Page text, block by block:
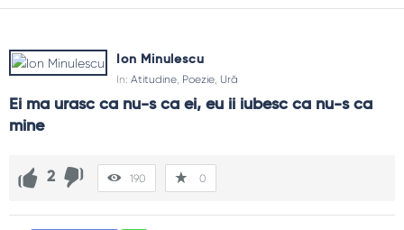
Ion Minulescu
In: Atitudine, Poezie, Ură
Ei ma urasc ca nu-s ca ei, eu ii iubesc ca nu-s ca
mine
2 190 0